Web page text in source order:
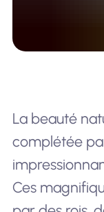
La beauté
complétée
Ces